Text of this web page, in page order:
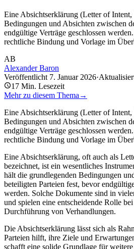
Eine Absichtserklärung (Letter of
Bedingungen und Absichten zwischen
endgültige Verträge geschlossen
rechtliche Bindung und Vorlage im
AB
Alexander Baron
Veröffentlicht 7. Januar 2026·
17 Min. Lesezeit
Mehr zu diesem Thema →
Eine Absichtserklärung (Letter of
Bedingungen und Absichten zwischen
endgültige Verträge geschlossen
rechtliche Bindung und Vorlage im
Eine Absichtserklärung, oft auch als
bezeichnet, ist ein wesentliches
hält die grundlegenden Bedingungen
beteiligten Parteien fest, bevor
werden. Solche Dokumente sind in
und spielen eine entscheidende Rolle
Durchführung von Verhandlungen.
Die Absichtserklärung lässt sich als
Parteien hilft, ihre Ziele und
schafft eine solide Grundlage für